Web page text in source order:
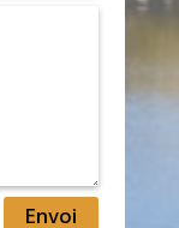
Envoi